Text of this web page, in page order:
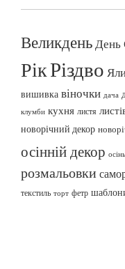
ВеликденьДень
РікРіздво
вишивка віночки дача
клумби кухня листя
новорічний декор
осінній декор осінь
розмальовки
текстиль торт фетр